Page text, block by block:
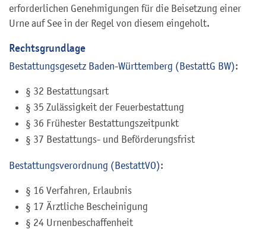
erforderlichen Genehmigungen für die Beisetzung einer
Urne auf See in der Regel von diesem eingeholt.
Rechtsgrundlage
Bestattungsgesetz Baden-Württemberg (BestattG BW):
§ 32 Bestattungsart
§ 35 Zulässigkeit der Feuerbestattung
§ 36 Frühester Bestattungszeitpunkt
§ 37 Bestattungs- und Beförderungsfrist
Bestattungsverordnung (BestattVO):
§ 16 Verfahren, Erlaubnis
§ 17 Ärztliche Bescheinigung
§ 24 Urnenbeschaffenheit